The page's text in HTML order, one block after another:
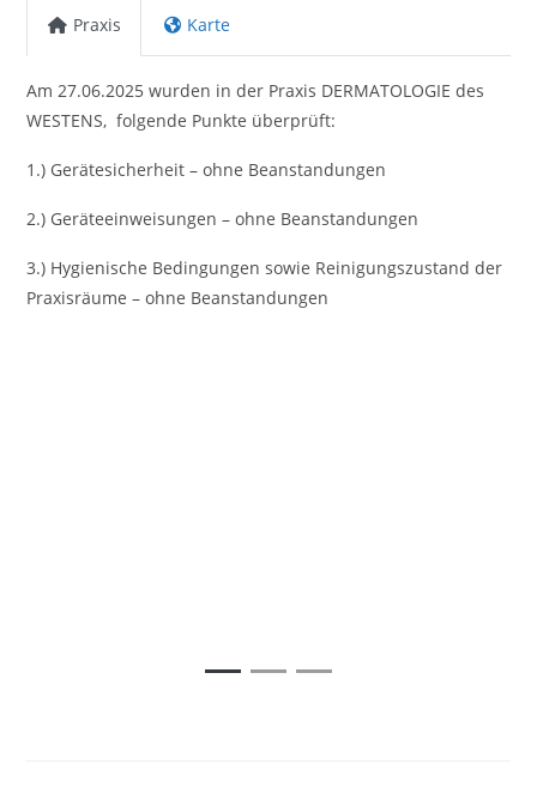
Praxis Karte
Am 27.06.2025 wurden in der Praxis DERMATOLOGIE des
WESTENS, folgende Punkte überprüft:
1.) Gerätesicherheit – ohne Beanstandungen
2.) Geräteeinweisungen – ohne Beanstandungen
3.) Hygienische Bedingungen sowie Reinigungszustand der
Praxisräume – ohne Beanstandungen